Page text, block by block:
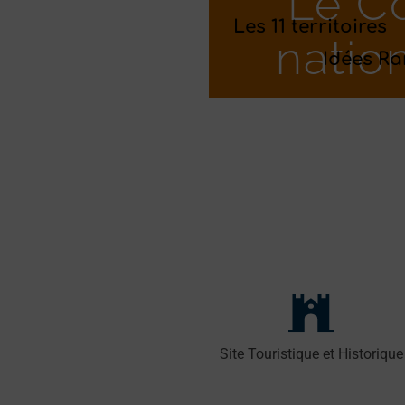
Les 11 territoires
Idées
Site Touristique et Historique